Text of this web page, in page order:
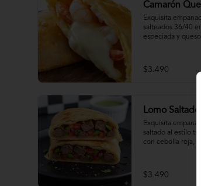
Camarón
Exquisita
salteados 36/40
especiada y
$3.490
Lomo Saltado
Exquisita
saltado al estilo
con cebolla roja,
$3.490